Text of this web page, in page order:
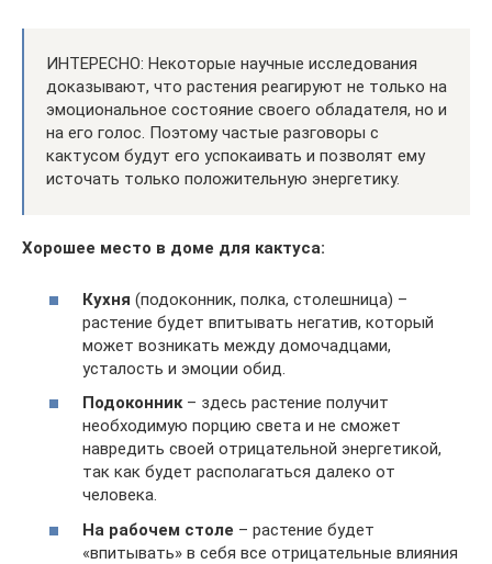
ИНТЕРЕСНО: Некоторые научные исследования
доказывают, что растения реагируют не только на
эмоциональное состояние своего обладателя, но и
на его голос. Поэтому частые разговоры с
кактусом будут его успокаивать и позволят ему
источать только положительную энергетику.
Хорошее место в доме для кактуса:
Кухня (подоконник, полка, столешница) –
растение будет впитывать негатив, который
может возникать между домочадцами,
усталость и эмоции обид.
Подоконник– здесь растение получит
необходимую порцию света и не сможет
навредить своей отрицательной энергетикой,
так как будет располагаться далеко от
человека.
На рабочем столе – растение будет
«впитывать» в себя все отрицательные влияния